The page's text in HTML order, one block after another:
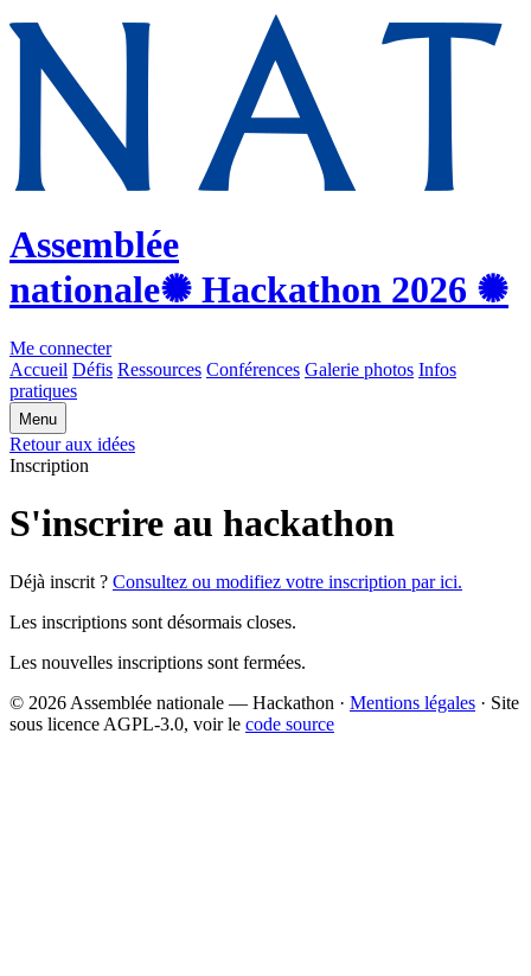
Assemblée
nationale✺ Hackathon 2026 ✺
Me connecter
Accueil Défis Ressources Conférences Galerie photos Infos
pratiques
Menu
Retour aux idées
Inscription
S'inscrire au hackathon
Déjà inscrit ? Consultez ou modifiez votre inscription par ici.
Les inscriptions sont désormais closes.
Les nouvelles inscriptions sont fermées.
© 2026 Assemblée nationale — Hackathon · Mentions légales · Site
sous licence AGPL-3.0, voir le code source